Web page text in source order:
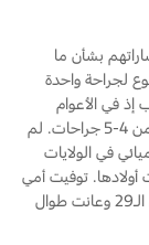
بشأن ما
لجراحة واحدة
إذ في الأعوام
السابقة، عانت أمي الكثير مع الأطبّاء وخضعت إلى أكثر من 4-5 جراحات. لم
في الولايات
أولادها. توفيت أمي
عن عمر 45 سنة. تمّ تشخيص إصابتها عندما كانت في الـ29 وعانت طوال